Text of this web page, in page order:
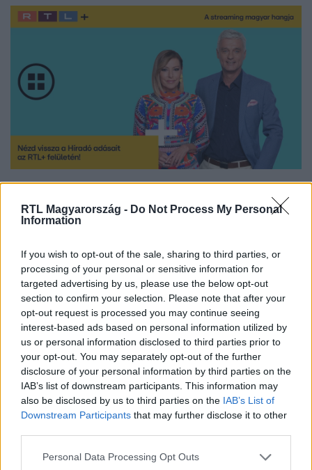
RTL Magyarország - Do Not Process My Personal
Information
If you wish to opt-out of the sale, sharing to third parties, or
processing of your personal or sensitive information for
targeted advertising by us, please use the below opt-out
section to confirm your selection. Please note that after your
opt-out request is processed you may continue seeing
interest-based ads based on personal information utilized by
us or personal information disclosed to third parties prior to
your opt-out. You may separately opt-out of the further
disclosure of your personal information by third parties on the
IAB’s list of downstream participants. This information may
also be disclosed by us to third parties on the IAB’s List of
Downstream Participants that may further disclose it to other
Please note that this website/app uses one or more Google
Personal Data Processing Opt Outs
Itt állítsd be, hogy az RTL.hu az elsők között
legyen a Google-találatokban!
Facebookon is!